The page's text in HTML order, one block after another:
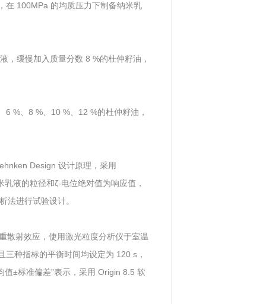
在 100MPa 的均质压力下制备纳米乳
，缓慢加入质量分数 8 %的杜仲籽油，
%、8 %、10 %、12 %的杜仲籽油，
Design 设计原理，采用
液的粒径和ζ-电位绝对值为响应值，
法进行试验设计。
散射效应，使用激光粒度分析仪于室温
种指标的平衡时间均设定为 120 s，
±标准偏差”表示，采用 Origin 8.5 软